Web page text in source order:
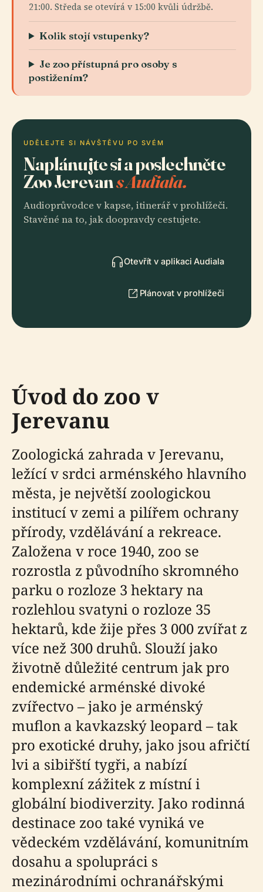
21:00. Středa se otevírá v 15:00 kvůli údržbě.
Kolik stojí vstupenky?
Je zoo přístupná pro osoby s
postižením?
UDĚLEJTE SI NÁVŠTĚVU PO SVÉM
Naplánujte si a poslechněte
Zoo Jerevans Audiala.
Audioprůvodce v kapse, itinerář v prohlížeči.
Stavěné na to, jak doopravdy cestujete.
Otevřít v aplikaci Audiala
Plánovat v prohlížeči
Úvod do zoo v
Jerevanu
Zoologická zahrada v Jerevanu,
ležící v srdci arménského hlavního
města, je největší zoologickou
institucí v zemi a pilířem ochrany
přírody, vzdělávání a rekreace.
Založena v roce 1940, zoo se
rozrostla z původního skromného
parku o rozloze 3 hektary na
rozlehlou svatyni o rozloze 35
hektarů, kde žije přes 3 000 zvířat z
více než 300 druhů. Slouží jako
životně důležité centrum jak pro
endemické arménské divoké
zvířectvo – jako je arménský
muflon a kavkazský leopard – tak
pro exotické druhy, jako jsou afričtí
lvi a sibiřští tygři, a nabízí
komplexní zážitek z místní i
globální biodiverzity. Jako rodinná
destinace zoo také vyniká ve
vědeckém vzdělávání, komunitním
dosahu a spolupráci s
mezinárodními ochranářskými